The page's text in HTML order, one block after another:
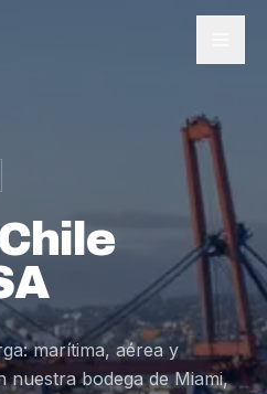
marítima, aérea y
nuestra bodega de Miami,